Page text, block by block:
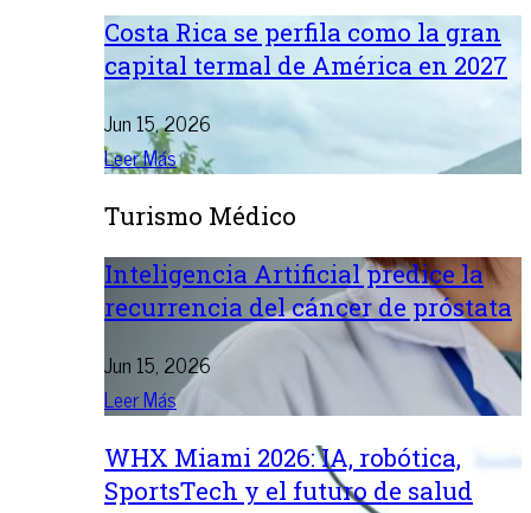
Costa Rica se perfila como la gran
capital termal de América en 2027
Jun 15, 2026
Leer Más
Turismo Médico
Inteligencia Artificial predice la
recurrencia del cáncer de próstata
Jun 15, 2026
Leer Más
WHX Miami 2026: IA, robótica,
SportsTech y el futuro de salud